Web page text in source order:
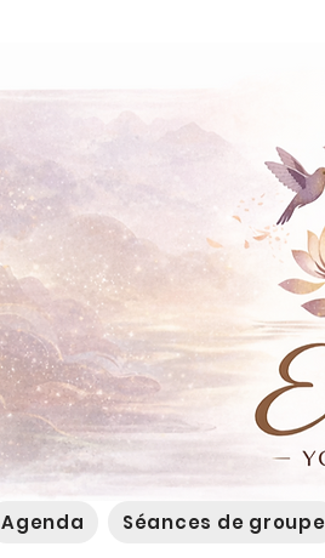
Agenda Séances de groupe